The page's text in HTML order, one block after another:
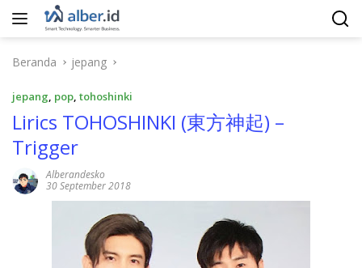
Langsung
Beranda
jepang
jepang, pop, tohoshinki
Lirics TOHOSHINKI (東方神起) –
Trigger
Alberandesko
30 September 2018